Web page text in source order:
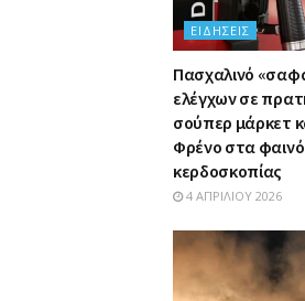
ΕΙΔΉΣΕΙΣ
Πασχαλινό
ελέγχων σε
σούπερ μάρκετ
Φρένο στα
κερδοσκοπίας
4 ΑΠΡΙΛΊΟΥ 2026